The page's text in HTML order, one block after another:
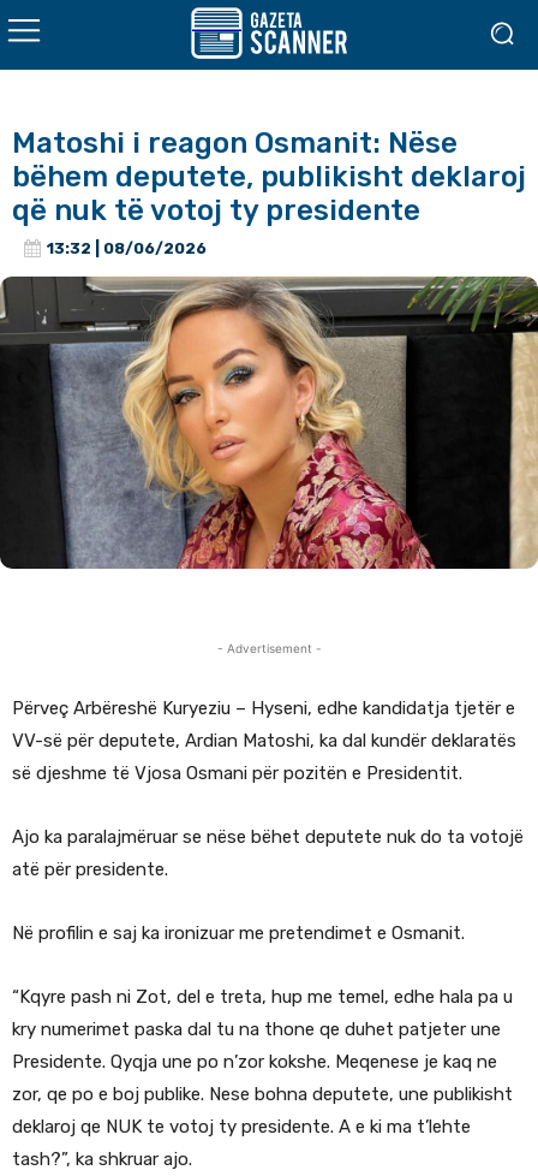
Matoshi i reagon Osmanit: Nëse
bëhem deputete, publikisht deklaroj
që nuk të votoj ty presidente
13:32 | 08/06/2026
- Advertisement -
Përveç Arbëreshë Kuryeziu – Hyseni, edhe kandidatja tjetër e
VV-së për deputete, Ardian Matoshi, ka dal kundër deklaratës
së djeshme të Vjosa Osmani për pozitën e Presidentit.
Ajo ka paralajmëruar se nëse bëhet deputete nuk do ta votojë
atë për presidente.
Në profilin e saj ka ironizuar me pretendimet e Osmanit.
“Kqyre pash ni Zot, del e treta, hup me temel, edhe hala pa u
kry numerimet paska dal tu na thone qe duhet patjeter une
Presidente. Qyqja une po n’zor kokshe. Meqenese je kaq ne
zor, qe po e boj publike. Nese bohna deputete, une publikisht
deklaroj qe NUK te votoj ty presidente. A e ki ma t’lehte
tash?”, ka shkruar ajo.